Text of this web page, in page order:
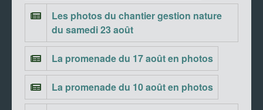
Les photos du chantier gestion nature
du samedi 23 août
La promenade du 17 août en photos
La promenade du 10 août en photos